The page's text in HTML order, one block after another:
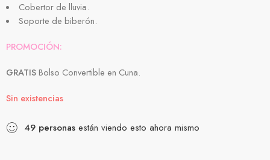
Cobertor de lluvia.
Soporte de biberón.
PROMOCIÓN:
GRATIS Bolso Convertible en Cuna.
Sin existencias
49 personas están viendo esto ahora mismo